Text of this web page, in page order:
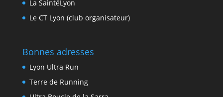
La SaintéLyon
Le CT Lyon (club organisateur)
Bonnes adresses
Lyon Ultra Run
Terre de Running